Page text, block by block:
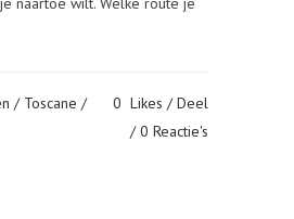
/ Toscane /
0 Likes
Deel
0 Reactie's